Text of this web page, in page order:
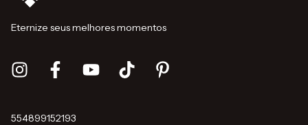
Eternize seus melhores momentos
554899152193